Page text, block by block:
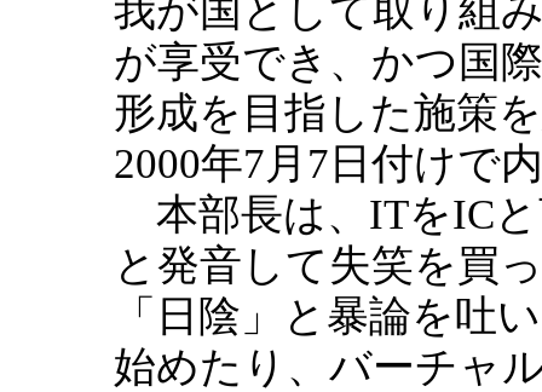
我が国として取り組
が享受でき、かつ国
形成を目指した施策
2000年7月7日付けで
本部長は、ITをIC
と発音して失笑を買
「日陰」と暴論を吐
始めたり、バーチャ